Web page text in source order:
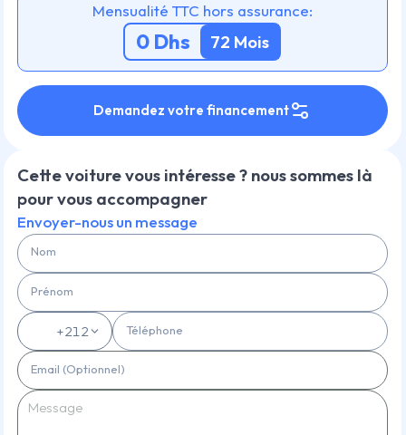
Mensualité TTC hors assurance:
0Dhs 72 Mois
Demandez votre financement
Cette voiture vous intéresse ? nous sommes là
pour vous accompagner
Envoyer-nous un message
Nom
Prénom
+212 Téléphone
Email (Optionnel)